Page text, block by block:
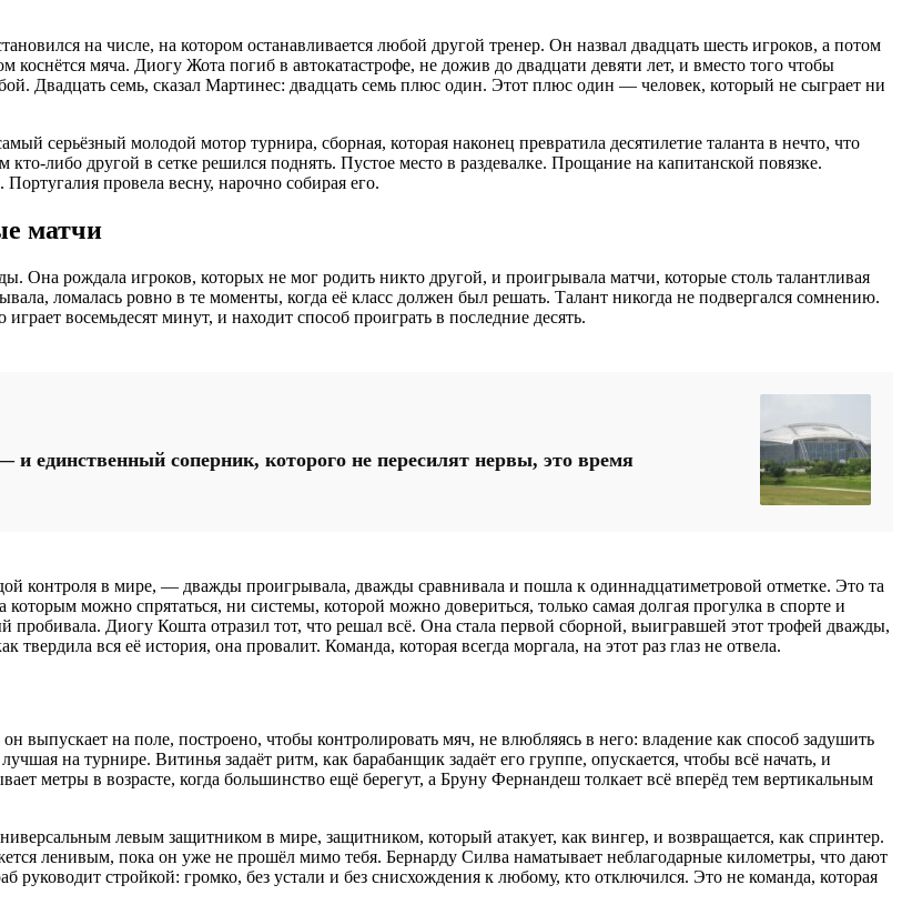
на числе, на котором останавливается любой другой тренер. Он назвал двадцать шесть игроков, а потом
мяча. Диогу Жота погиб в автокатастрофе, не дожив до двадцати девяти лет, и вместо того чтобы
Двадцать семь, сказал Мартинес: двадцать семь плюс один. Этот плюс один — человек, который не сыграет ни
серьёзный молодой мотор турнира, сборная, которая наконец превратила десятилетие таланта в нечто, что
либо другой в сетке решился поднять. Пустое место в раздевалке. Прощание на капитанской повязке.
провела весну, нарочно собирая его.
матчи
Она рождала игроков, которых не мог родить никто другой, и проигрывала матчи, которые столь талантливая
ломалась ровно в те моменты, когда её класс должен был решать. Талант никогда не подвергался сомнению.
восемьдесят минут, и находит способ проиграть в последние десять.
единственный соперник, которого не пересилят нервы, это время
контроля в мире, — дважды проигрывала, дважды сравнивала и пошла к одиннадцатиметровой отметке. Это та
можно спрятаться, ни системы, которой можно довериться, только самая долгая прогулка в спорте и
Диогу Кошта отразил тот, что решал всё. Она стала первой сборной, выигравшей этот трофей дважды,
вся её история, она провалит. Команда, которая всегда моргала, на этот раз глаз не отвела.
выпускает на поле, построено, чтобы контролировать мяч, не влюбляясь в него: владение как способ задушить
на турнире. Витинья задаёт ритм, как барабанщик задаёт его группе, опускается, чтобы всё начать, и
метры в возрасте, когда большинство ещё берегут, а Бруну Фернандеш толкает всё вперёд тем вертикальным
левым защитником в мире, защитником, который атакует, как вингер, и возвращается, как спринтер.
ленивым, пока он уже не прошёл мимо тебя. Бернарду Силва наматывает неблагодарные километры, что дают
стройкой: громко, без устали и без снисхождения к любому, кто отключился. Это не команда, которая